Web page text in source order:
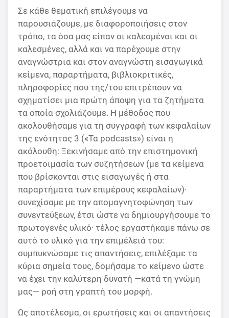
Σε κάθε θεματική επιλέγουμε να
παρουσιάζουμε, με διαφοροποιήσεις στον
τρόπο, τα όσα μας είπαν οι καλεσμένοι και οι
καλεσμένες, αλλά και να παρέχουμε στην
αναγνώστρια και στον αναγνώστη εισαγωγικά
κείμενα, παραρτήματα, βιβλιοκριτικές,
πληροφορίες που της/του επιτρέπουν να
σχηματίσει μια πρώτη άποψη για τα ζητήματα
τα οποία σχολιάζουμε. Η μέθοδος που
ακολουθήσαμε για τη συγγραφή των κεφαλαίων
της ενότητας 3 («Τα podcasts») είναι η
ακόλουθη: Ξεκινήσαμε από την επιστημονική
προετοιμασία των συζητήσεων (με τα κείμενα
που βρίσκονται στις εισαγωγές ή στα
παραρτήματα των επιμέρους κεφαλαίων)·
συνεχίσαμε με την απομαγνητοφώνηση των
συνεντεύξεων, έτσι ώστε να δημιουργήσουμε το
πρωτογενές υλικό· τέλος εργαστήκαμε πάνω σε
αυτό το υλικό για την επιμέλειά του:
συμπυκνώσαμε τις απαντήσεις, επιλέξαμε τα
κύρια σημεία τους, δομήσαμε το κείμενο ώστε
να έχει την καλύτερη δυνατή —κατά τη γνώμη
μας— ροή στη γραπτή του μορφή.
Ως αποτέλεσμα, οι ερωτήσεις και οι απαντήσεις